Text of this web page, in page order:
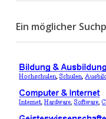
Ein möglicher